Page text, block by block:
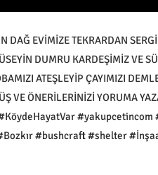
DAĞ EVİMİZE TEKRARDAN
DUMRU KARDEŞİMİZ VE
ATEŞLEYİP ÇAYIMIZI
VE ÖNERİLERİNİZİ YORUMA
#yakupcetincom
#bushcraft #shelter